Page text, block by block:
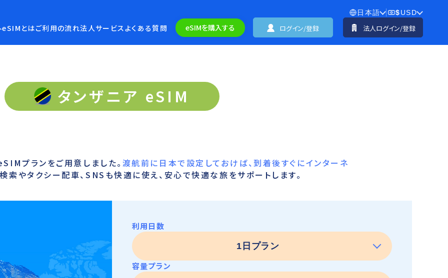
日本語 $USD
とはご利用の流れ法人サービス よくある質問 eSIMを購入する ログイン/登録 法人ログイン/登録
タンザニア eSIM
プランをご用意しました。 渡航前に日本で設定しておけば、到着後すぐにインターネ
索やタクシー配車、SNSも快適に使え、安心で快適な旅をサポートします。
利用日数
容量プラン